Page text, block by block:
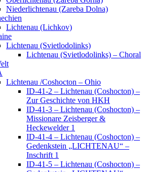
Niederlichtenau (Zareba Dolna)
Lichtenau (Lichkov)
Lichtenau (Svietlodolinks)
Lichtenau (Svietlodolinks) – Choral
Lichtenau /Coshocton – Ohio
ID-41-2 – Lichtenau (Coshocton) –
Zur Geschichte von HKH
ID-41-3 – Lichtenau (Coshocton) –
Missionare Zeisberger &
Heckewelder 1
ID-41-4 – Lichtenau (Coshocton) –
Gedenkstein „LICHTENAU“ –
Inschrift 1
ID-41-5 – Lichtenau (Coshocton) –